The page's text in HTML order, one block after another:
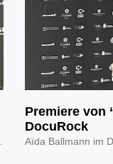
Premiere von
DocuRock
Aïda Ballmann im